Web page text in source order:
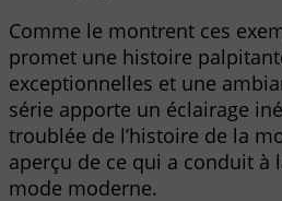
Comme le montrent ces
promet une histoire
exceptionnelles et une
série apporte un éclairage
troublée de l’histoire de la
aperçu de ce qui a conduit à
mode moderne.